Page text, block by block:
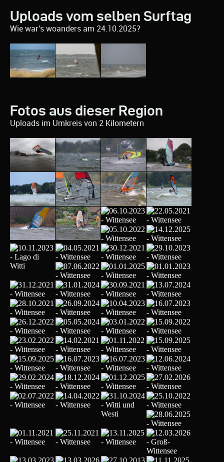
Uploads vom selben Surftag
Wie war's woanders am 24.10.2025?
Fotos aus dieser Region
Uploads im Umkreis von 2 Kilometern